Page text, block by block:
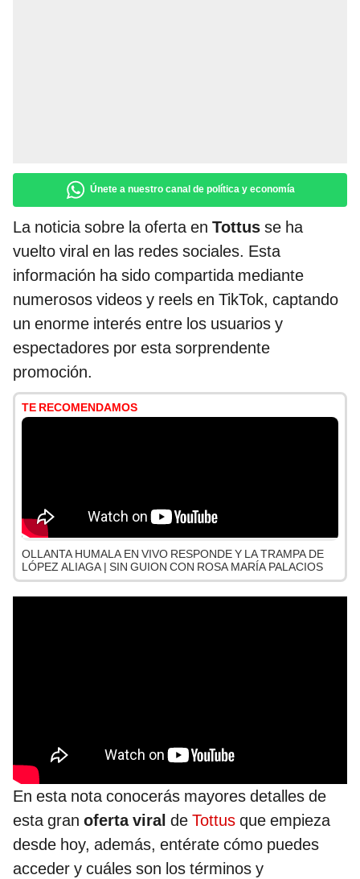
Únete a nuestro canal de política y economía
La noticia sobre la oferta en Tottus se ha
vuelto viral en las redes sociales. Esta
información ha sido compartida mediante
numerosos videos y reels en TikTok, captando
un enorme interés entre los usuarios y
espectadores por esta sorprendente
promoción.
TE RECOMENDAMOS
OLLANTA HUMALA EN VIVO RESPONDE Y LA TRAMPA DE
LÓPEZ ALIAGA | SIN GUION CON ROSA MARÍA PALACIOS
En esta nota conocerás mayores detalles de
esta gran oferta viral de Tottus que empieza
desde hoy, además, entérate cómo puedes
acceder y cuáles son los términos y